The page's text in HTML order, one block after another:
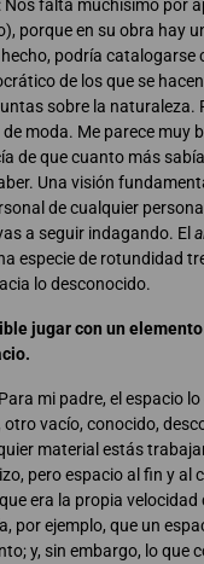
Nos falta muchísimo por
porque en su obra hay
podría catalogarse
de los que se
sobre la naturaleza.
moda. Me parece muy
de que cuanto más
Una visión
de cualquier
a seguir indagando. El
especie de rotundidad
lo desconocido.
jugar con un
mi padre, el espacio
otro vacío, conocido,
material estás
pero espacio al fin y al
era la propia velocidad
por ejemplo, que un
y, sin embargo, lo que